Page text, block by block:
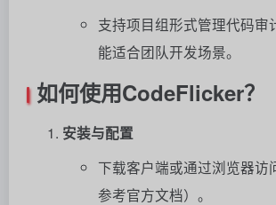
支持项目组形式管理代码审
能适合团队开发场景。
如何使用CodeFlicker？
安装与配置
下载客户端或通过浏览器访
参考官方文档）。